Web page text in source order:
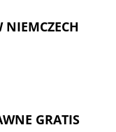
NIEMCZECH
GRATIS